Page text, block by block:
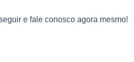
e fale conosco agora mesmo!